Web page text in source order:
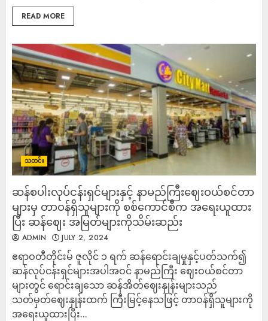
READ MORE
သတင်း
ဆန်စပါးလုပ်ငန်းရှင်များနှင့် နာမည်ကြီးဈေးဝယ်စင်တာ
များမှ တာဝန်ရှိသူများကို စစ်ကောင်စီက အရေးယူထား
ပြီး ဆန်ဈေး အမြတ်များကိုသိမ်းဆည်း
ADMIN JULY 2, 2024
ဧရာဝတီတိုင်းမ် ဇူလိုင် ၁ ရက် ဆန်ရောင်းချမှုနှင့်ပတ်သက်၍
ဆန်လုပ်ငန်းရှင်များအပါအဝင် နာမည်ကြီး ဈေးဝယ်စင်တာ
များတွင် ရောင်းချသော ဆန်အိတ်ဈေးနှုန်းများသည်
သတ်မှတ်ဈေးနှုန်းထက် ကြီးမြင့်နေသဖြင့် တာဝန်ရှိသူများကို
အရေးယူထားပြီး...